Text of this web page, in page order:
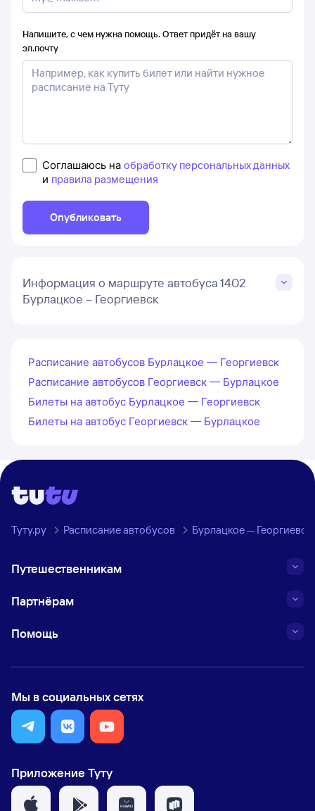
Напишите, с чем нужна помощь. Ответ придёт на вашу
эл.почту
Соглашаюсь на обработку персональных данных
и правила размещения
Опубликовать
Информация о маршруте автобуса 1402
Бурлацкое – Георгиевск
Расписание автобусов Бурлацкое — Георгиевск
Расписание автобусов Георгиевск — Бурлацкое
Билеты на автобус Бурлацкое — Георгиевск
Билеты на автобус Георгиевск — Бурлацкое
Туту.ру Расписание автобусов Бурлацкое — Георгиевск
Путешественникам
Партнёрам
Помощь
Мы в социальных сетях
Приложение Туту